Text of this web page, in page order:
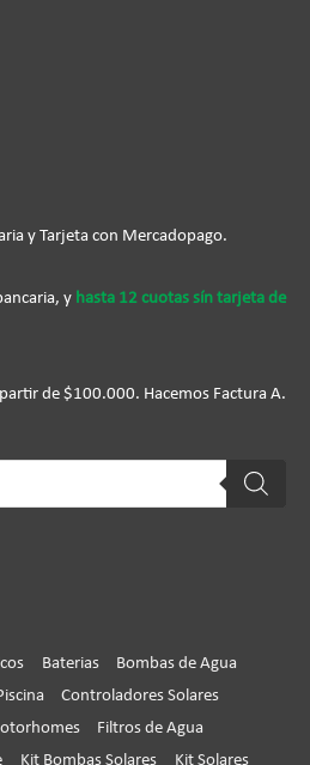
y Tarjeta con Mercadopago.
y hasta 12 cuotas sín tarjeta de
de $100.000. Hacemos Factura A.
Baterias
Bombas de Agua
Controladores Solares
Filtros de Agua
Kit Bombas Solares Kit Solares